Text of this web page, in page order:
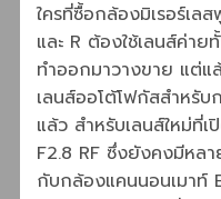
ใครที่ซื้อกล้องมิเรอร์เล
และ R ต้องใช้เลนส์ค่า
ทำออกมาวางขาย แต่แ
เลนส์ออโต้โฟกัสสำหรั
แล้ว สำหรับเลนส์ใหม่ที่เ
F2.8 RF ซึ่งยังคงมีหลา
กับกล้องแคนนอนเมาท์